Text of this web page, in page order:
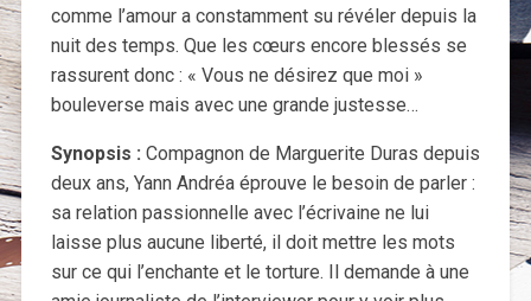
comme l’amour a constamment su révéler depuis la
nuit des temps. Que les cœurs encore blessés se
rassurent donc : « Vous ne désirez que moi »
bouleverse mais avec une grande justesse…
Synopsis : Compagnon de Marguerite Duras depuis
deux ans, Yann Andréa éprouve le besoin de parler :
sa relation passionnelle avec l’écrivaine ne lui
laisse plus aucune liberté, il doit mettre les mots
sur ce qui l’enchante et le torture. Il demande à une